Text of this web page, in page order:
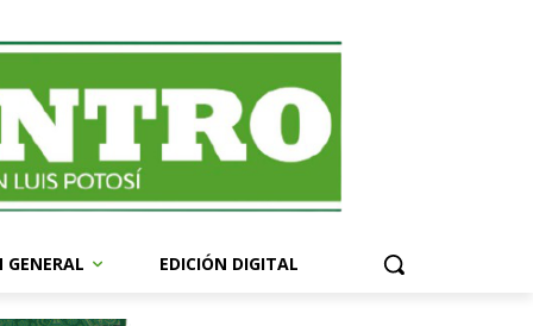
EDICIÓN DIGITAL